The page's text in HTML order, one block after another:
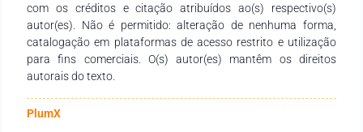
com os créditos e citação atribuídos ao(s) respectivo(s)
autor(es). Não é permitido: alteração de nenhuma forma,
catalogação em plataformas de acesso restrito e utilização
para fins comerciais. O(s) autor(es) mantêm os direitos
autorais do texto.
PlumX